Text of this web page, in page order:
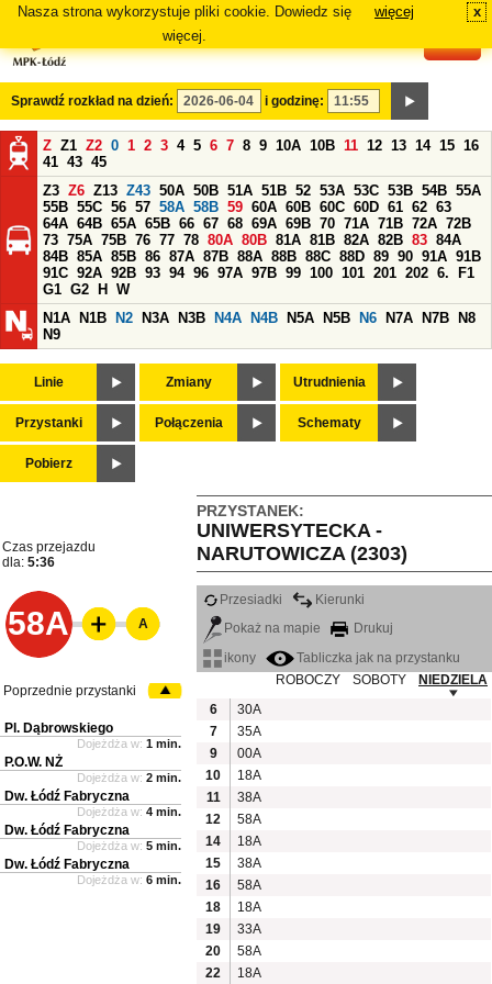
Nasza strona wykorzystuje pliki cookie. Dowiedz się
więcej.
więcej x
Sprawdź rozkład na dzień: i godzinę:
Z Z1 Z2 0 1 2 3 4 5 6 7 8 9 10A 10B 11 12 13 14 15 16
41 43 45
Z3 Z6 Z13 Z43 50A 50B 51A 51B 52 53A 53C 53B 54B 55A
55B 55C 56 57 58A 58B 59 60A 60B 60C 60D 61 62 63
64A 64B 65A 65B 66 67 68 69A 69B 70 71A 71B 72A 72B
73 75A 75B 76 77 78 80A 80B 81A 81B 82A 82B 83 84A
84B 85A 85B 86 87A 87B 88A 88B 88C 88D 89 90 91A 91B
91C 92A 92B 93 94 96 97A 97B 99 100 101 201 202 6.
F1
G1 G2 H
W
N1A
N1B N2 N3A N3B N4A N4B N5A N5B N6 N7A N7B
N8
N9
Linie Zmiany Utrudnienia
Przystanki Połączenia Schematy
Pobierz
PRZYSTANEK:
UNIWERSYTECKA -
NARUTOWICZA (2303)
Czas przejazdu
dla: 5:36
58A
Przesiadki
Kierunki
Pokaż na mapie
Drukuj
ikony
Tabliczka jak na przystanku
ROBOCZY
SOBOTY
NIEDZIELA
6
30A
7
35A
9
00A
10
18A
11
38A
12
58A
14
18A
15
38A
16
58A
18
18A
19
33A
20
58A
22
18A
A
Poprzednie przystanki
Pl. Dąbrowskiego
Dojeżdża w: 1 min.
P.O.W. NŻ
Dojeżdża w: 2 min.
Dw. Łódź Fabryczna
Dojeżdża w: 4 min.
Dw. Łódź Fabryczna
Dojeżdża w: 5 min.
Dw. Łódź Fabryczna
Dojeżdża w: 6 min.